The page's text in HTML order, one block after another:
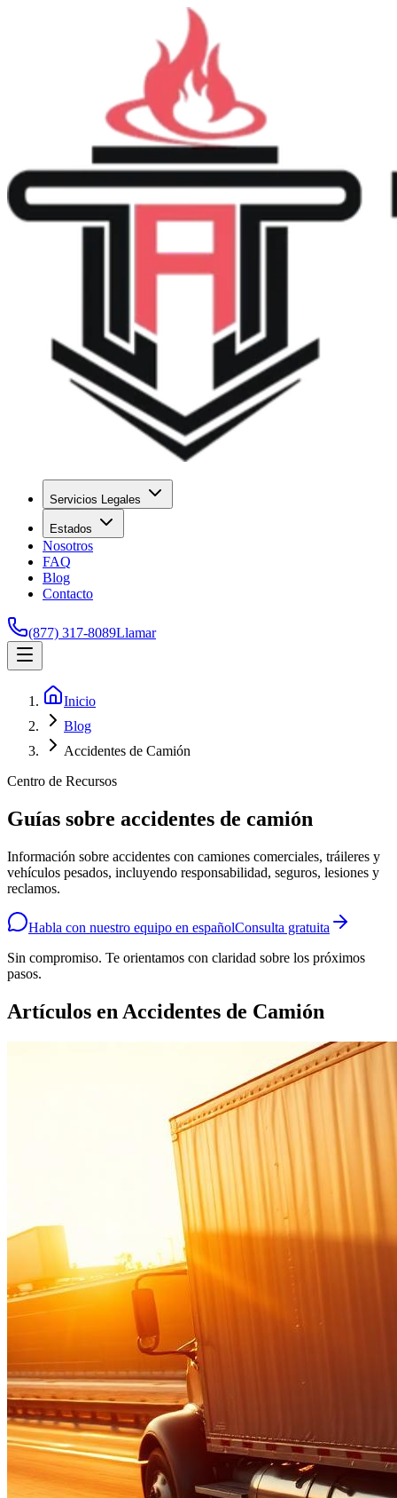
Servicios Legales
Estados
Nosotros
FAQ
Blog
Contacto
(877) 317-8089Llamar
Inicio
Blog
Accidentes de Camión
Centro de Recursos
Guías sobre accidentes de camión
Información sobre accidentes con camiones comerciales, tráileres y
vehículos pesados, incluyendo responsabilidad, seguros, lesiones y
reclamos.
Habla con nuestro equipo en españolConsulta gratuita
Sin compromiso. Te orientamos con claridad sobre los próximos
pasos.
Artículos en Accidentes de Camión